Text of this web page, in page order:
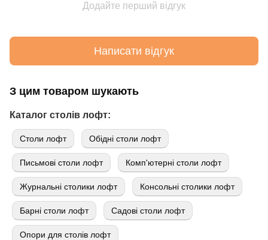
Додайте перший відгук
Написати відгук
З цим товаром шукають
Каталог столів лофт:
Cтоли лофт Обідні столи лофт
Письмові столи лофт Комп'ютерні столи лофт
Журнальні столики лофт Консольні столики лофт
Барні столи лофт Садові столи лофт
Опори для столів лофт